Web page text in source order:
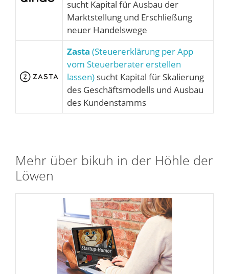
sucht Kapital für Ausbau der
Marktstellung und Erschließung
neuer Handelswege
Zasta (Steuererklärung per App
vom Steuerberater erstellen
lassen) sucht Kapital für Skalierung
des Geschäftsmodells und Ausbau
des Kundenstamms
Mehr über bikuh in der Höhle der
Löwen